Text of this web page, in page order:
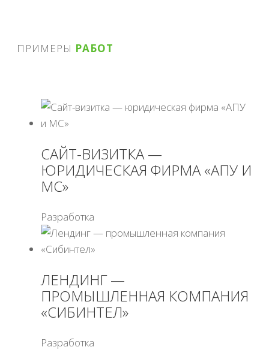
ПРИМЕРЫ РАБОТ
САЙТ-ВИЗИТКА —
ЮРИДИЧЕСКАЯ ФИРМА «АПУ И
МС»
Разработка
ЛЕНДИНГ —
ПРОМЫШЛЕННАЯ КОМПАНИЯ
«СИБИНТЕЛ»
Разработка